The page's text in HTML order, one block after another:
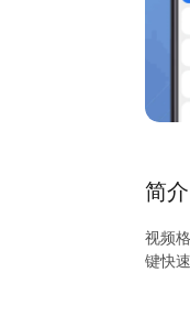
简介
视频
键快